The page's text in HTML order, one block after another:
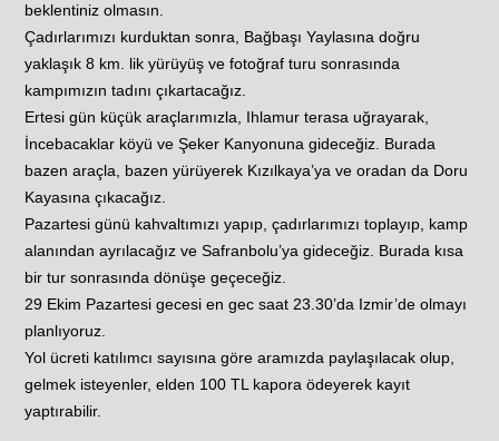
beklentiniz olmasın.
Çadırlarımızı kurduktan sonra, Bağbaşı Yaylasına doğru
yaklaşık 8 km. lik yürüyüş ve fotoğraf turu sonrasında
kampımızın tadını çıkartacağız.
Ertesi gün küçük araçlarımızla, Ihlamur terasa uğrayarak,
İncebacaklar köyü ve Şeker Kanyonuna gideceğiz. Burada
bazen araçla, bazen yürüyerek Kızılkaya’ya ve oradan da Doru
Kayasına çıkacağız.
Pazartesi günü kahvaltımızı yapıp, çadırlarımızı toplayıp, kamp
alanından ayrılacağız ve Safranbolu’ya gideceğiz. Burada kısa
bir tur sonrasında dönüşe geçeceğiz.
29 Ekim Pazartesi gecesi en gec saat 23.30’da Izmir’de olmayı
planlıyoruz.
Yol ücreti katılımcı sayısına göre aramızda paylaşılacak olup,
gelmek isteyenler, elden 100 TL kapora ödeyerek kayıt
yaptırabilir.